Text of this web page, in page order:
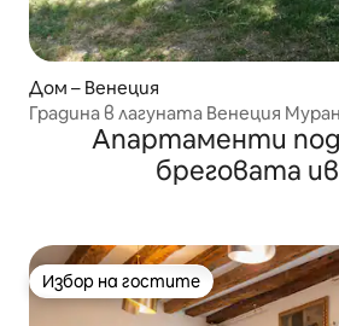
Дом – Венеция
Градина в лагуната Венеция
Апартаменти
бреговата
Избор на гостите
Избор на гостите